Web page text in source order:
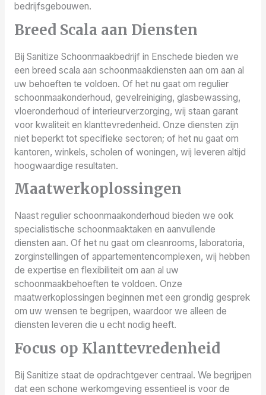
bedrijfsgebouwen.
Breed Scala aan Diensten
Bij Sanitize Schoonmaakbedrijf in Enschede bieden we
een breed scala aan schoonmaakdiensten aan om aan al
uw behoeften te voldoen. Of het nu gaat om regulier
schoonmaakonderhoud, gevelreiniging, glasbewassing,
vloeronderhoud of interieurverzorging, wij staan garant
voor kwaliteit en klanttevredenheid. Onze diensten zijn
niet beperkt tot specifieke sectoren; of het nu gaat om
kantoren, winkels, scholen of woningen, wij leveren altijd
hoogwaardige resultaten.
Maatwerkoplossingen
Naast regulier schoonmaakonderhoud bieden we ook
specialistische schoonmaaktaken en aanvullende
diensten aan. Of het nu gaat om cleanrooms, laboratoria,
zorginstellingen of appartementencomplexen, wij hebben
de expertise en flexibiliteit om aan al uw
schoonmaakbehoeften te voldoen. Onze
maatwerkoplossingen beginnen met een grondig gesprek
om uw wensen te begrijpen, waardoor we alleen de
diensten leveren die u echt nodig heeft.
Focus op Klanttevredenheid
Bij Sanitize staat de opdrachtgever centraal. We begrijpen
dat een schone werkomgeving essentieel is voor de